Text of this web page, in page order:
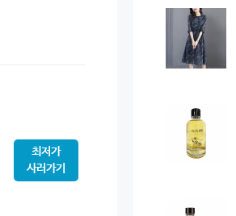
최저가
사러가기